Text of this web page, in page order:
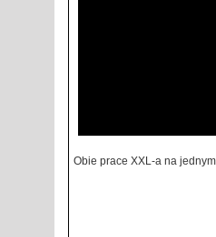
Obie prace XXL-a na